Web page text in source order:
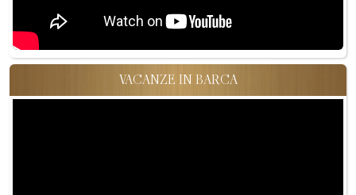
VACANZE IN BARCA